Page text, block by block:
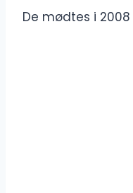
De mødtes i